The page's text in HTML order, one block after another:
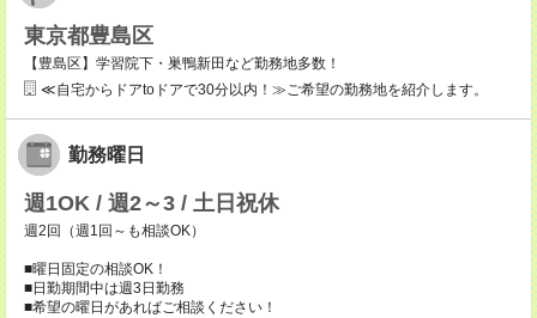
東京都豊島区
【豊島区】学習院下・巣鴨新田など勤務地多数！
≪自宅からドアtoドアで30分以内！≫ご希望の勤務地を紹介します。
勤務曜日
週1OK / 週2～3 / 土日祝休
週2回（週1回～も相談OK）
■曜日固定の相談OK！
■日勤期間中は週3日勤務
■希望の曜日があればご相談ください！